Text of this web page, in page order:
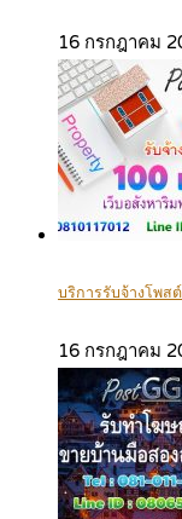
16 กรกฎาคม
บริการรับจ้างโพส
16 กรกฎาคม